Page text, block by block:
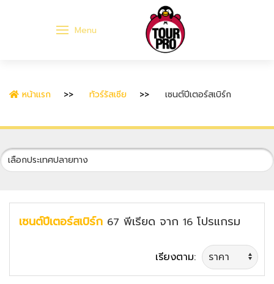
Menu
หน้าแรก ทัวร์รัสเซีย เซนต์ปีเตอร์สเบิร์ก
เซนต์ปีเตอร์สเบิร์ก 67 พีเรียด จาก 16 โปรแกรม
เรียงตาม: